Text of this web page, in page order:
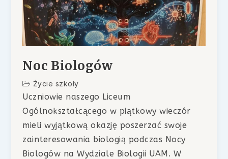
Noc Biologów
Życie szkoły
Uczniowie naszego Liceum
Ogólnokształcącego w piątkowy wieczór
mieli wyjątkową okazję poszerzać swoje
zainteresowania biologią podczas Nocy
Biologów na Wydziale Biologii UAM. W